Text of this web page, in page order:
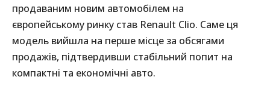
продаваним новим автомобілем на
європейському ринку став Renault Clio. Саме ця
модель вийшла на перше місце за обсягами
продажів, підтвердивши стабільний попит на
компактні та економічні авто.